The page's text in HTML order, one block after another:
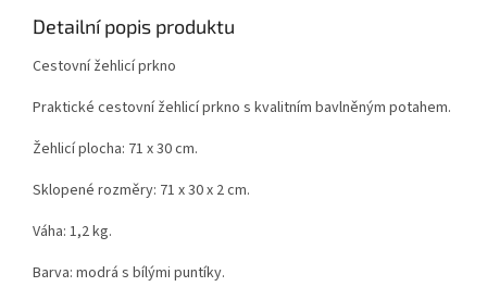
Detailní popis produktu
Cestovní žehlicí prkno
Praktické cestovní žehlicí prkno s kvalitním bavlněným potahem.
Žehlicí plocha: 71 x 30 cm.
Sklopené rozměry: 71 x 30 x 2 cm.
Váha: 1,2 kg.
Barva: modrá s bílými puntíky.